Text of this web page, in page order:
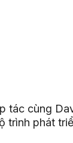
tác cùng
trình phát